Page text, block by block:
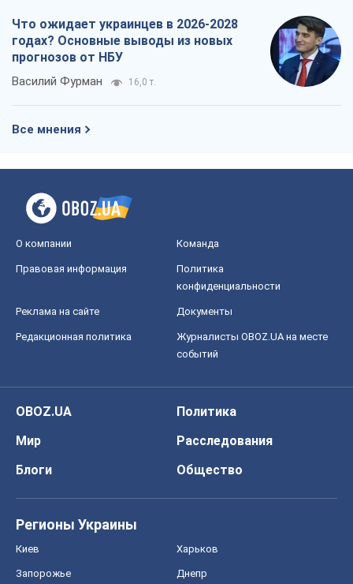
Что ожидает украинцев в 2026-2028
годах? Основные выводы из новых
прогнозов от НБУ
Василий Фурман 16,0 т.
Все мнения
О компании Команда
Правовая информация
Политика
конфиденциальности
Реклама на сайте Документы
Редакционная политика
Журналисты OBOZ.UA на месте
событий
OBOZ.UA
Политика
Мир
Расследования
Блоги
Общество
Регионы Украины
Киев Харьков
Запорожье Днепр